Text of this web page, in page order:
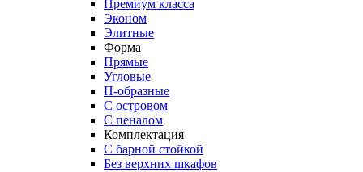
Премиум класса
Эконом
Элитные
Форма
Прямые
Угловые
П-образные
С островом
С пеналом
Комплектация
C барной стойкой
Без верхних шкафов